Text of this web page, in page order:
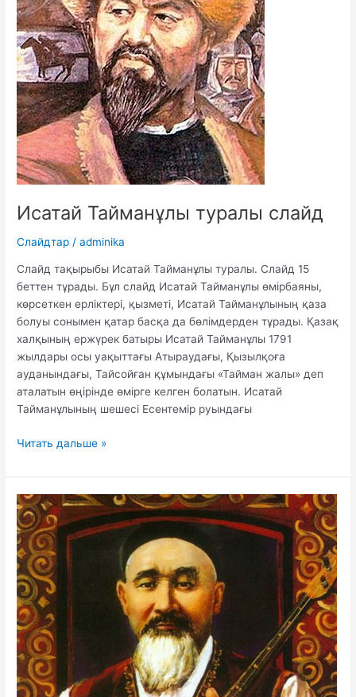
Исатай Тайманұлы туралы слайд
Слайдтар /adminika
Слайд тақырыбы Исатай Тайманұлы туралы. Слайд 15
беттен тұрады. Бұл слайд Исатай Тайманұлы өмірбаяны,
көрсеткен ерліктері, қызметі, Исатай Тайманұлының қаза
болуы сонымен қатар басқа да бөлімдерден тұрады. Қазақ
халқының ержүрек батыры Исатай Тайманұлы 1791
жылдары осы уақыттағы Атыраудағы, Қызылқоға
ауданындағы, Тайсойған құмындағы «Тайман жалы» деп
аталатын өңірінде өмірге келген болатын. Исатай
Тайманұлының шешесі Есентемір руындағы
Исатай
туралы
слайд
Читать дальше »